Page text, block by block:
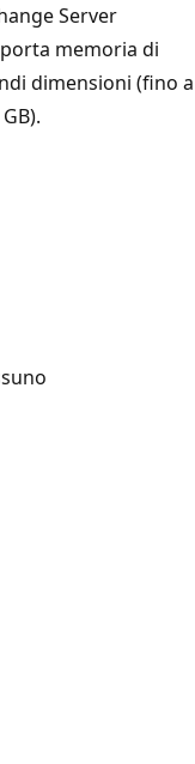
Server
memoria di
dimensioni (fino a